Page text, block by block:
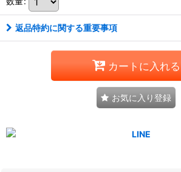
返品特約に関する重要事項
カートに入れる
お気に入り登録